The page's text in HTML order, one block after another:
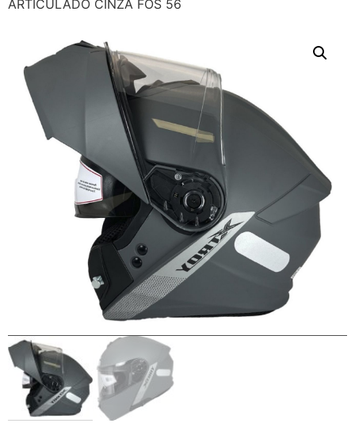
ARTICULADO CINZA FOS 56